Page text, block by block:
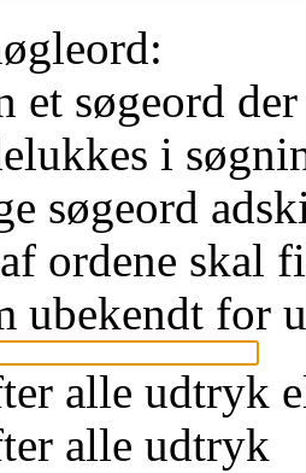
et søgeord
i
søgeord
ordene skal
ubekendt for
alle udtryk
alle udtryk